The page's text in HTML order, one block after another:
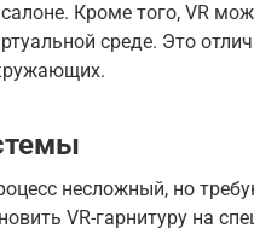
Кроме того, VR
среде. Это
несложный, но
VR-гарнитуру на